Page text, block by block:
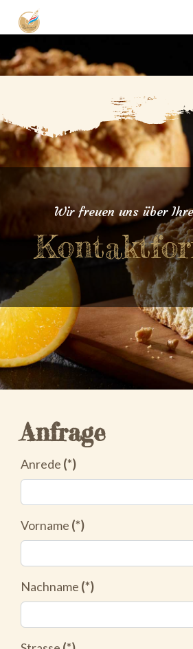
Wir freuen uns über
Anfrage
Anrede (*)
Vorname (*)
Nachname (*)